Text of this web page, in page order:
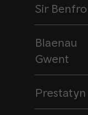
Sir Benfro
Blaenau
Gwent
Prestatyn